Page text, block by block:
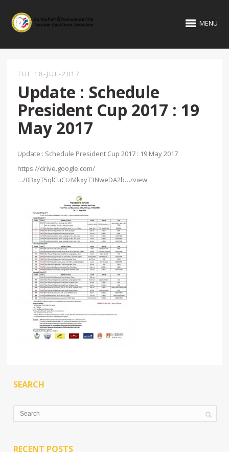
MENU
TUE 18-JUL-2017
Update : Schedule
President Cup 2017 : 19
May 2017
Update : Schedule President Cup 2017 : 19 May 2017
https://drive.google.com/
…/0BxyT5qlCuCtzMkxyT3NweDA2b…/view…
SEARCH
RECENT POSTS